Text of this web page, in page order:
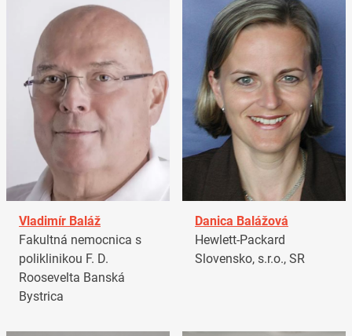
Vladimír Baláž
Fakultná nemocnica s
poliklinikou F. D.
Roosevelta Banská
Bystrica
Danica Balážová
Hewlett-Packard
Slovensko, s.r.o., SR